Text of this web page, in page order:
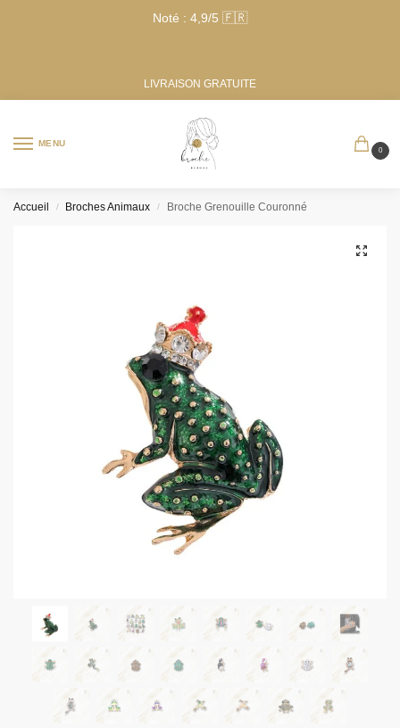
Noté : 4,9/5 🇫🇷
LIVRAISON GRATUITE
MENU
0
Accueil / Broches Animaux / Broche Grenouille Couronné